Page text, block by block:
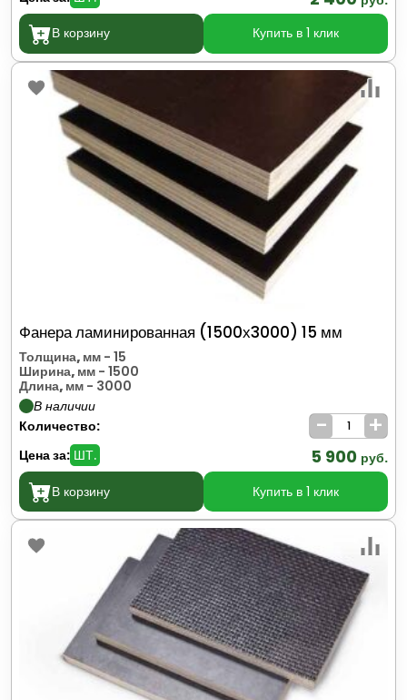
В корзину
Купить в 1 клик
Фанера ламинированная (1500х3000) 15 мм
Толщина, мм - 15
Ширина, мм - 1500
Длина, мм - 3000
В наличии
Количество:
- +
Цена за: ШТ. 5 900 руб.
В корзину
Купить в 1 клик